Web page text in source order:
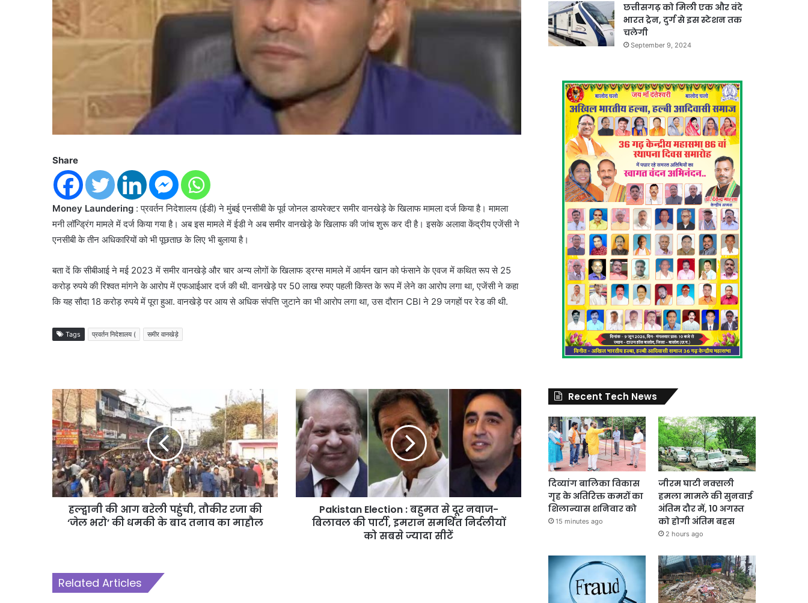
Share
Money Laundering : प्रवर्तन निदेशालय (ईडी) ने मुंबई एनसीबी के पूर्व जोनल डायरेक्टर समीर वानखेड़े के खिलाफ मामला दर्ज किया है। मामला
मनी लॉन्ड्रिंग मामले में दर्ज किया गया है। अब इस मामले में ईडी ने अब समीर वानखेड़े के खिलाफ की जांच शुरू कर दी है। इसके अलावा केंद्रीय एजेंसी ने
एनसीबी के तीन अधिकारियों को भी पूछताछ के लिए भी बुलाया है।
बता दें कि सीबीआई ने मई 2023 में समीर वानखेड़े और चार अन्य लोगों के खिलाफ ड्रग्स मामले में आर्यन खान को फंसाने के एवज में कथित रूप से 25
करोड़ रुपये की रिश्वत मांगने के आरोप में एफआईआर दर्ज की थी. वानखेड़े पर 50 लाख रुपए पहली किस्त के रूप में लेने का आरोप लगा था, एजेंसी ने कहा
कि यह सौदा 18 करोड़ रुपये में पूरा हुआ. वानखेड़े पर आय से अधिक संपत्ति जुटाने का भी आरोप लगा था, उस दौरान CBI ने 29 जगहों पर रेड की थी.
Tags प्रवर्तन निदेशालय ( समीर वानखेड़े
हल्द्वानी की आग बरेली पहुंची, तौकीर रजा की
‘जेल भरो’ की धमकी के बाद तनाव का माहौल
Pakistan Election : बहुमत से दूर नवाज-
बिलावल की पार्टी, इमरान समर्थित निर्दलीयों
को सबसे ज्यादा सीटें
Related Articles
छत्तीसगढ़ को मिली एक और वंदे
भारत ट्रेन, दुर्ग से इस स्टेशन तक
चलेगी
September 9, 2024
Recent Tech News
दिव्यांग बालिका विकास
गृह के अतिरिक्त कमरों का
शिलान्यास शनिवार को
15 minutes ago
जीरम घाटी नक्सली
हमला मामले की सुनवाई
अंतिम दौर में, 10 अगस्त
को होगी अंतिम बहस
2 hours ago